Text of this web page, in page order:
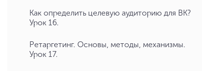
Как определить целевую аудиторию для ВК?
Урок 16.
Ретаргетинг. Основы, методы, механизмы.
Урок 17.